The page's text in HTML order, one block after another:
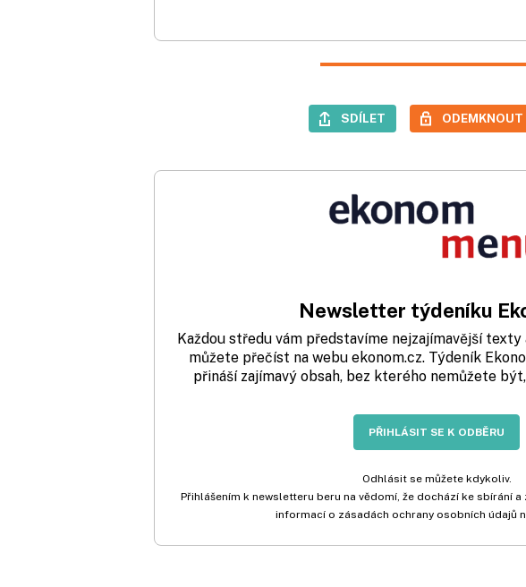
SDÍLET
Newsletter týdeníku
Každou středu vám představíme nejzajímavější
můžete přečíst na webu ekonom.cz. Týdeník
přináší zajímavý obsah, bez kterého nemůžete
PŘIHLÁSIT SE K ODBĚRU
Odhlásit se můžete kdykoliv.
Přihlášením k newsletteru beru na vědomí, že dochází ke sbírání
informací o zásadách ochrany osobních údajů